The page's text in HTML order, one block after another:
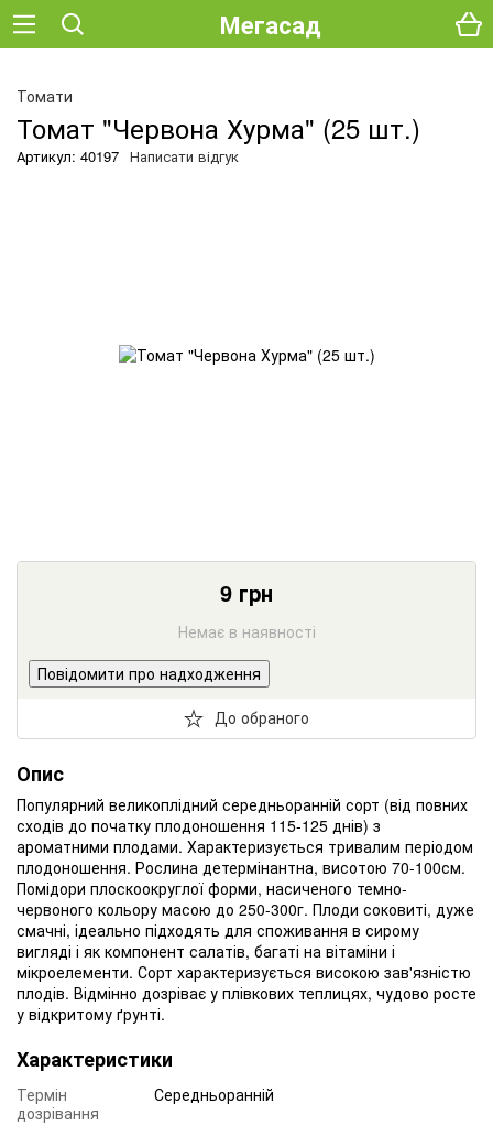
Мегасад
Томати
Томат "Червона Хурма" (25 шт.)
Артикул: 40197 Написати відгук
9 грн
Немає в наявності
Повідомити про надходження
До обраного
Опис
Популярний великоплідний середньоранній сорт (від повних
сходів до початку плодоношення 115-125 днів) з
ароматними плодами. Характеризується тривалим періодом
плодоношення. Рослина детермінантна, висотою 70-100см.
Помідори плоскоокруглої форми, насиченого темно-
червоного кольору масою до 250-300г. Плоди соковиті, дуже
смачні, ідеально підходять для споживання в сирому
вигляді і як компонент салатів, багаті на вітаміни і
мікроелементи. Сорт характеризується високою зав'язністю
плодів. Відмінно дозріває у плівкових теплицях, чудово росте
у відкритому ґрунті.
Характеристики
Термін
дозрівання
Середньоранній